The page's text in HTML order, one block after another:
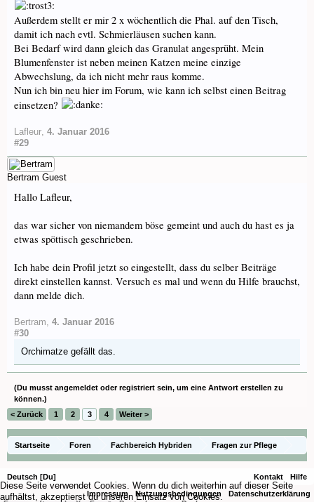
Außerdem stellt er mir 2 x wöchentlich die Phal. auf den Tisch,
damit ich nach evtl. Schmierläusen suchen kann.
Bei Bedarf wird dann gleich das Granulat angesprüht. Mein
Blumenfenster ist neben meinen Katzen meine einzige
Abwechslung, da ich nicht mehr raus komme.
Nun ich bin neu hier im Forum, wie kann ich selbst einen Beitrag
einsetzen?
Lafleur, 4. Januar 2016
#29
Bertram Guest
Hallo Lafleur,
das war sicher von niemandem böse gemeint und auch du hast es ja
etwas spöttisch geschrieben.
Ich habe dein Profil jetzt so eingestellt, dass du selber Beiträge
direkt einstellen kannst. Versuch es mal und wenn du Hilfe brauchst,
dann melde dich.
Bertram, 4. Januar 2016
#30
Orchimatze gefällt das.
(Du musst angemeldet oder registriert sein, um eine Antwort erstellen zu
können.)
< Zurück
1 2 3 4 Weiter >
Startseite Foren Fachbereich Hybriden Fragen zur Pflege
Deutsch [Du] Kontakt
Hilfe
Impressum
Nutzungsbedingungen
Datenschutzerklärung
Diese Seite verwendet Cookies. Wenn du dich weiterhin auf dieser Seite
aufhältst, akzeptierst du unseren Einsatz von Cookies.